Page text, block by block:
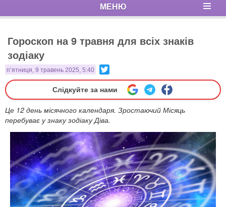
МЕНЮ
Гороскоп на 9 травня для всіх знаків
зодіаку
п’ятниця, 9 травень 2025, 5:40
Слідкуйте за нами
Це 12 день місячного календаря. Зростаючий Місяць
перебуває у знаку зодіаку Діва.